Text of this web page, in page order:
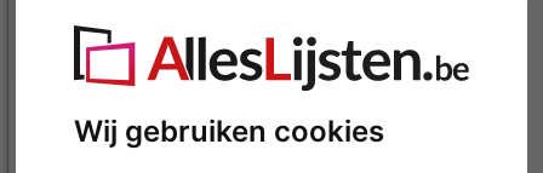
Wij gebruiken cookies